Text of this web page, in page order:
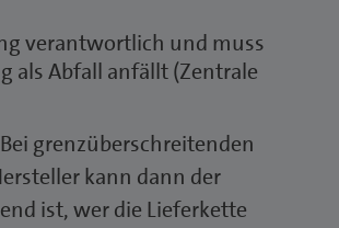
verantwortlich und muss
als Abfall anfällt (Zentrale
grenzüberschreitenden
kann dann der
ist, wer die Lieferkette